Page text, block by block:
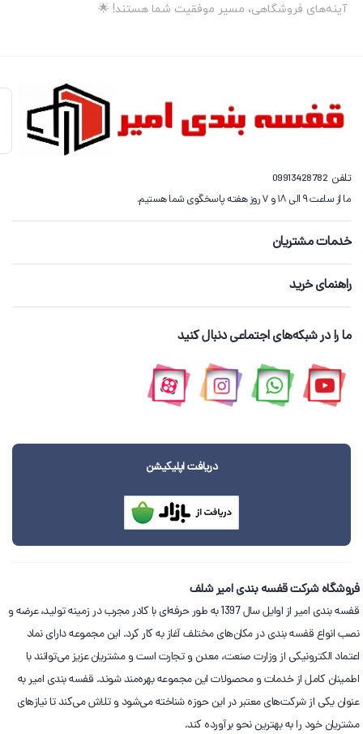
آینه‌های فروشگاهی، مسیر موفقیت شما هستند! 🌟
تلفن09913428782
ما از ساعت ۹ الی ۱۸ و ۷ روز هفته پاسخگوی شما هستیم.
خدمات مشتریان
راهنمای خرید
ما را در شبکه‌های اجتماعی دنبال کنید
دریافت اپلیکیشن
فروشگاه شرکت قفسه بندی امیر شلف
قفسه بندی امیر از اوایل سال 1397 به طور حرفه‌ای با کادر مجرب در زمینه تولید، عرضه و
نصب انواع قفسه بندی در مکان‌های مختلف آغاز به کار کرد. این مجموعه دارای نماد
اعتماد الکترونیکی از وزارت صنعت، معدن و تجارت است و مشتریان عزیز می‌توانند با
اطمینان کامل از خدمات و محصولات این مجموعه بهره‌مند شوند. قفسه بندی امیر به
عنوان یکی از شرکت‌های معتبر در این حوزه شناخته می‌شود و تلاش می‌کند تا نیازهای
مشتریان خود را به بهترین نحو برآورده کند.